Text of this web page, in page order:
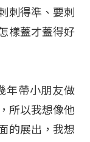
刺得準、要刺
樣蓋才蓋得好
年帶小朋友做
所以我想像他
的展出，我想